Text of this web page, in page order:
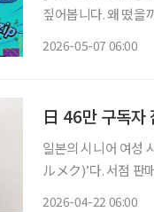
짚어봅니다. 왜 떴을까? KBS 1TV 아침마당이 방송 35주년을 맞아 변화를 택했다. 변화하는
2026-05-07 06:00
日 46만 구독자
일본의 시니어 여성
ルメク)’다. 서점 판
2026-04-22 06:00